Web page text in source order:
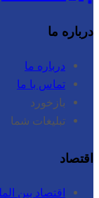
درباره ما
درباره ما
تماس با ما
بازخورد
تبلیغات شما
اقتصاد
اقتصاد بین